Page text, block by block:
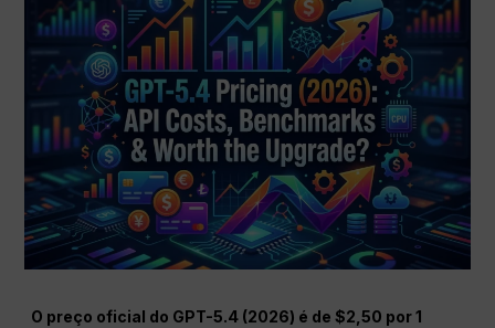
O preço oficial do GPT-5.4 (2026) é de $2,50 por 1